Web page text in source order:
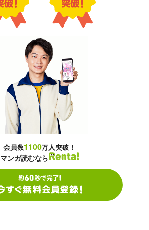
会員数1100万人突破！
マンガ読むなら